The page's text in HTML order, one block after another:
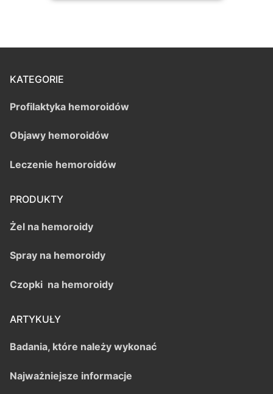
KATEGORIE
Profilaktyka hemoroidów
Objawy hemoroidów
Leczenie hemoroidów
PRODUKTY
Żel na hemoroidy
Spray na hemoroidy
Czopki na hemoroidy
ARTYKUŁY
Badania, które należy wykonać
Najważniejsze informacje